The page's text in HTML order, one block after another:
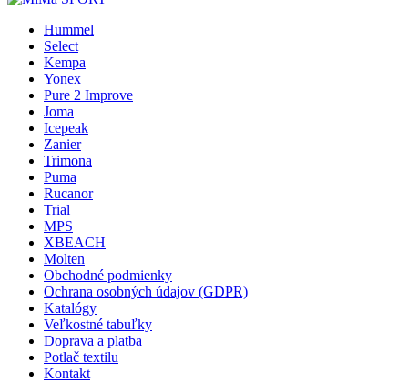
Hummel
Select
Kempa
Yonex
Pure 2 Improve
Joma
Icepeak
Zanier
Trimona
Puma
Rucanor
Trial
MPS
XBEACH
Molten
Obchodné podmienky
Ochrana osobných údajov (GDPR)
Katalógy
Veľkostné tabuľky
Doprava a platba
Potlač textilu
Kontakt